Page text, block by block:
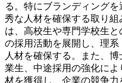
る。特にブランディング
秀な人材を確保する取り
は、高校生や専門学校生
の採用活動を展開し、理
人材を確保する。また、
業生、中途採用の強化に
材を獲得し、企業の競争